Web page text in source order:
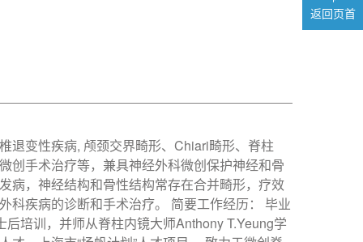
返回页首
退变性疾病, 颅颈交界畸形、Chiari畸形、脊柱
创手术治疗等，兼具神经外科微创保护神经和骨
病，神经结构和骨性结构常存在合并畸形，疗效
科疾病的诊断和手术治疗。 简要工作经历： 毕业
培训，并师从脊柱内镜大师Anthony T.Yeung学